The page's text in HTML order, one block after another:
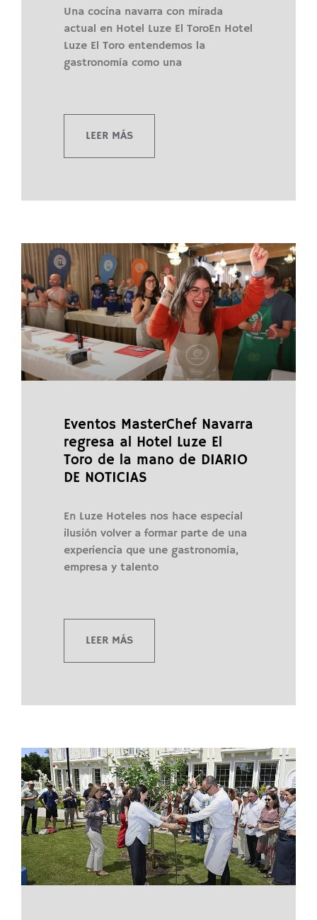
Una cocina navarra con mirada
actual en Hotel Luze El ToroEn Hotel
Luze El Toro entendemos la
gastronomía como una
LEER MÁS
Eventos MasterChef Navarra
regresa al Hotel Luze El
Toro de la mano de DIARIO
DE NOTICIAS
En Luze Hoteles nos hace especial
ilusión volver a formar parte de una
experiencia que une gastronomía,
empresa y talento
LEER MÁS